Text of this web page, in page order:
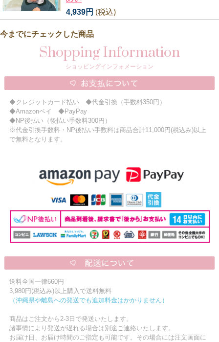
4,939円 (税込)
今までにチェックした商品
Shopping Information
ショッピングインフォメーション
◆クレジットカード払い ◆代金引換（手数料350円）
◆Amazonペイ ◆PayPay
◆NP後払い（後払い手数料300円）
※代金引換手数料・NP後払い手数料は商品合計11,000円(税込み)以上
で無料となります。
送料全国一律660円
3,980円(税込み)以上購入で送料無料
（沖縄県や離島への発送でも追加料金はかかりません）
商品はご注文から2-3日で発送いたします。
諸事情により発送が遅れる場合は別途ご連絡いたします。
お届け日、お届け時間のご指定も可能です。その場合には注文画面に